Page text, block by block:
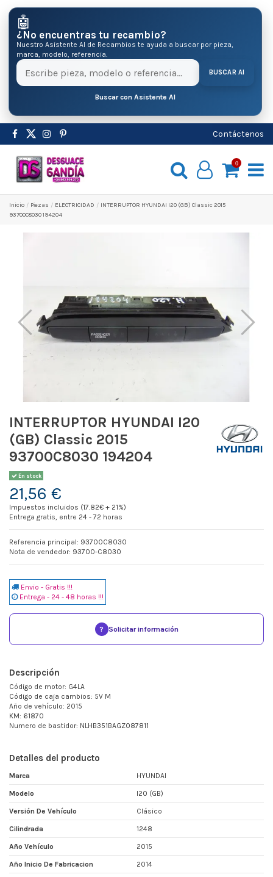
🤖
¿No encuentras tu recambio?
Nuestro Asistente AI de Recambios te ayuda a buscar por pieza,
marca, modelo, referencia.
BUSCAR AI
Buscar con Asistente AI
Contáctenos
0
Inicio Pіezas ELECTRICIDAD
INTERRUPTOR HYUNDAI I20 (GB) Classic 2015
93700C8030 194204
INTERRUPTOR HYUNDAI I20
(GB) Classic 2015
93700C8030 194204
En stock
21,56 €
Impuestos incluidos (17.82€ + 21%)
Entrega gratis, entre 24 - 72 horas
Referencia principal: 93700C8030
Nota de vendedor: 93700-C8030
Envio - Gratis !!!
Entrega - 24 - 48 horas !!!
? Solicitar información
Descripción
Código de motor: G4LA
Código de caja cambios: 5V M
Año de vehículo: 2015
KM: 61870
Numero de bastidor: NLHB351BAGZ087811
Detalles del producto
Marca HYUNDAI
Modelo I20 (GB)
Versión De Vehículo Clásico
Cilindrada 1248
Año Vehículo 2015
Año Inicio De Fabricacion 2014